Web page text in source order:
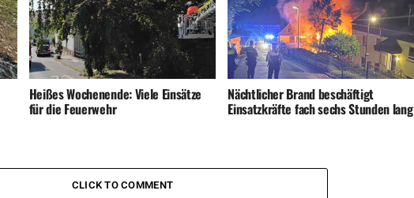
Heißes Wochenende: Viele Einsätze
für die Feuerwehr
Nächtlicher Brand beschäftigt
Einsatzkräfte fach sechs Stunden lang
CLICK TO COMMENT